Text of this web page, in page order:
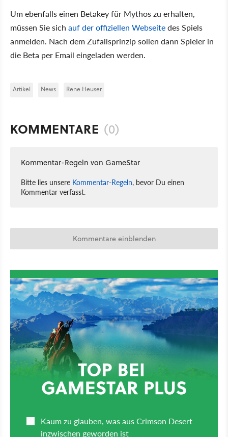
Um ebenfalls einen Betakey für Mythos zu erhalten,
müssen Sie sich auf der offiziellen Webseitedes Spiels
anmelden. Nach dem Zufallsprinzip sollen dann Spieler in
die Beta per Email eingeladen werden.
Artikel News Rene Heuser
KOMMENTARE (0)
Kommentar-Regeln von GameStar
Bitte lies unsere Kommentar-Regeln, bevor Du einen
Kommentar verfasst.
Kommentare einblenden